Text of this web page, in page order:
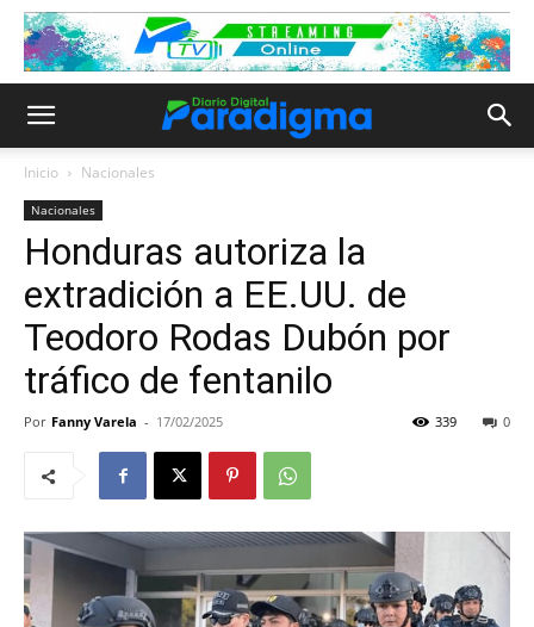
Inicio Nacionales
Nacionales
Honduras autoriza la
extradición a EE.UU. de
Teodoro Rodas Dubón por
tráfico de fentanilo
Por Fanny Varela - 17/02/2025 0
339